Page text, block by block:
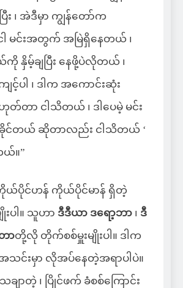
ြီး ၊ အဲဒီမှာ ကျွန်တော်က
ငါ မင်းအတွက် အမြဲရှိနေတယ် ၊
နှိမ့်ချပြီး နေဖို့ပဲလိုတယ် ၊
ပါ ၊ ဒါက အကောင်းဆုံး
တ်တာ ငါသိတယ် ၊ ဒါပေမဲ့ မင်း
င်တယ် ဆိုတာလည်း ငါသိတယ် ‘
ယ်။”
ယ်ပိုင်ဟန် ကိုယ်ပိုင်မာန် ရှိတဲ့
းပါ။ သူဟာ ဒီဒီယာ ဒရော့ဘာ ၊ ဒီ
ာတို့လို တိုက်စစ်မှူးမျိုးပါ။ ဒါက
သင်းမှာ လိုအပ်နေတဲ့အရာပါပဲ။
ာတဲ့ ၊ ပြိုင်ဖက် ခံစစ်ကြောင်း